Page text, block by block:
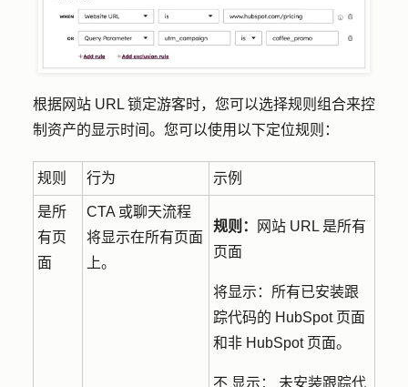
根据网站 URL 锁定游客时，您可以选择规则组合来控
制资产的显示时间。您可以使用以下定位规则：
规则 行为 示例
是所
有页
面
CTA 或聊天流程
将显示在所有页面
上。
规则：
网站 URL 是所有
页面
将显示： 所有已安装跟
踪代码的 HubSpot 页面
和非 HubSpot 页面。
不 显示： 未安装跟踪代